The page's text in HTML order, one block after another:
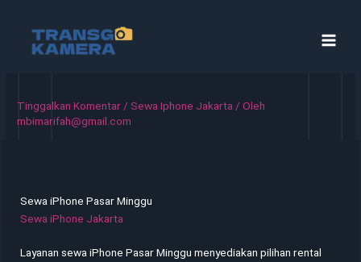
konten
Tinggalkan Komentar / Sewa Iphone Jakarta / Oleh
mbimarifah@gmail.com
Sewa iPhone Pasar Minggu
Sewa iPhone Jakarta
Layanan sewa iPhone Pasar Minggu menyediakan pilihan rental